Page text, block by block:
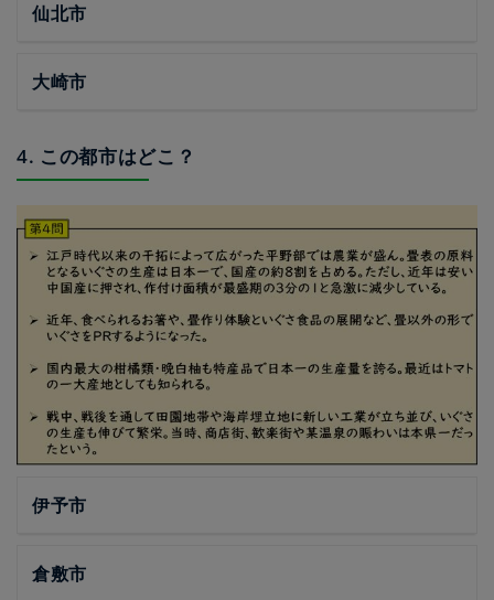
仙北市
大崎市
4. この都市はどこ？
伊予市
倉敷市